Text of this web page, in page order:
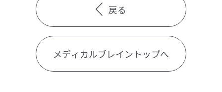
戻る
メディカルブレイントップへ